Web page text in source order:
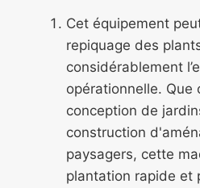
Cet équipement
repiquage des
considérablement
opérationnelle. Que
conception de
construction
paysagers, cette
plantation rapide et